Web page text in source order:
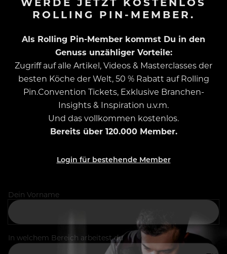
ROLLING PIN-MEMBER.
Als Rolling Pin-Member kommst Du in den
Genuss unzähliger Vorteile:
Zugriff auf alle Artikel, Videos & Masterclasses der
besten Köche der Welt, 50 % Rabatt auf Rolling
Pin.Convention Tickets, Exklusive Branchen-
Insights & Inspiration u.v.m.
Und das vollkommen kostenlos.
Bereits über 120.000 Member.
Login für bestehende Member
Dein Vorname
In welchem Bereich arbeitest du